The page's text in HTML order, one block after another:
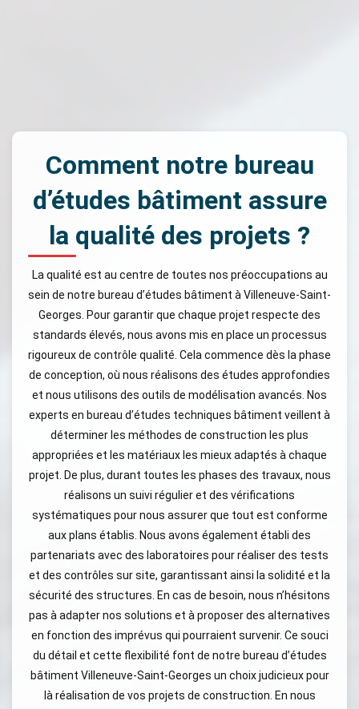
Comment notre bureau
d’études bâtiment assure
la qualité des projets ?
La qualité est au centre de toutes nos préoccupations au
sein de notre bureau d’études bâtiment à Villeneuve-Saint-
Georges. Pour garantir que chaque projet respecte des
standards élevés, nous avons mis en place un processus
rigoureux de contrôle qualité. Cela commence dès la phase
de conception, où nous réalisons des études approfondies
et nous utilisons des outils de modélisation avancés. Nos
experts en bureau d’études techniques bâtiment veillent à
déterminer les méthodes de construction les plus
appropriées et les matériaux les mieux adaptés à chaque
projet. De plus, durant toutes les phases des travaux, nous
réalisons un suivi régulier et des vérifications
systématiques pour nous assurer que tout est conforme
aux plans établis. Nous avons également établi des
partenariats avec des laboratoires pour réaliser des tests
et des contrôles sur site, garantissant ainsi la solidité et la
sécurité des structures. En cas de besoin, nous n’hésitons
pas à adapter nos solutions et à proposer des alternatives
en fonction des imprévus qui pourraient survenir. Ce souci
du détail et cette flexibilité font de notre bureau d’études
bâtiment Villeneuve-Saint-Georges un choix judicieux pour
là réalisation de vos projets de construction. En nous